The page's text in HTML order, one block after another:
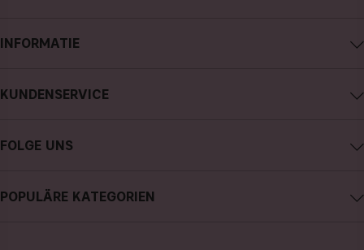
INFORMATIE
Datenschutzerklärung
KUNDENSERVICE
FOLGE UNS
POPULÄRE KATEGORIEN